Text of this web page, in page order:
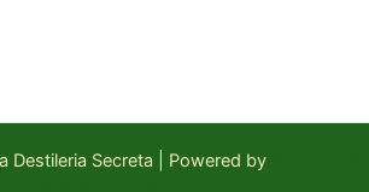
Secreta | Powered by